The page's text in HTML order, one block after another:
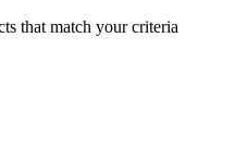
that match your criteria